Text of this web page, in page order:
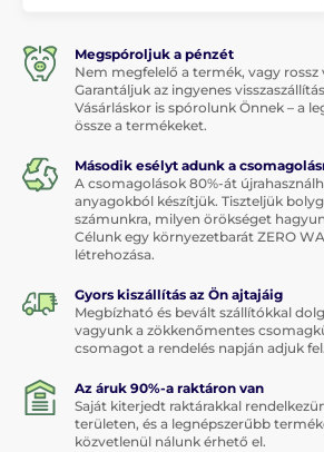
Megspóroljuk a pénzét
Nem megfelelő a termék, vagy rossz
Garantáljuk az ingyenes
Vásárláskor is spórolunk Önnek – a
össze a termékeket.
Második esélyt adunk a
A csomagolások 80%-át
anyagokból készítjük. Tiszteljük
számunkra, milyen örökséget
Célunk egy környezetbarát ZERO
létrehozása.
Gyors kiszállítás az Ön ajtajáig
Megbízható és bevált szállítókkal
vagyunk a zökkenőmentes
csomagot a rendelés napján adjuk fel.
Az áruk 90%-a raktáron van
Saját kiterjedt raktárakkal
területen, és a legnépszerűbb
közvetlenül nálunk érhető el.